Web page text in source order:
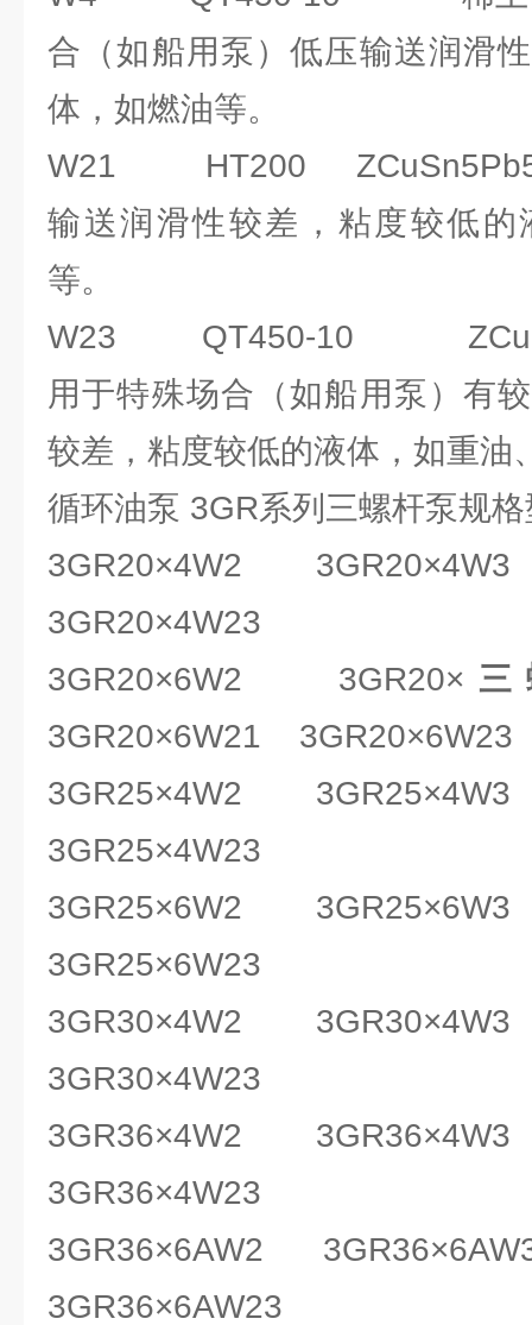
合（如船用泵）低压输送润滑
体，如燃油等。
W21 HT200
输送润滑性较差，粘度较低的
等。
W23 QT450-10
用于特殊场合（如船用泵）有
较差，粘度较低的液体，如重油
循环油泵 3GR系列三螺杆泵规
3GR20×4W2
3GR20×4W23
3GR20×6W2 3GR20×
3GR20×6W21 3GR20×6W23
3GR25×4W2
3GR25×4W23
3GR25×6W2
3GR25×6W23
3GR30×4W2
3GR30×4W23
3GR36×4W2
3GR36×4W23
3GR36×6AW2
3GR36×6AW23